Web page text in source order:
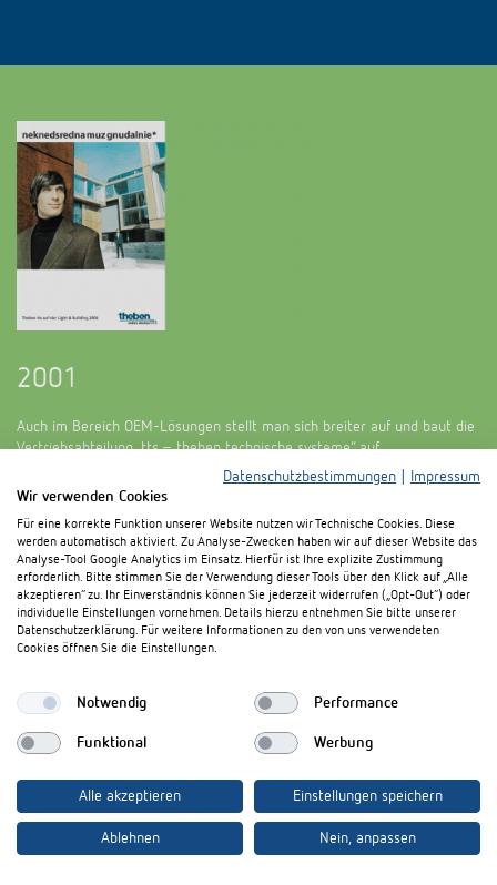
2001
Auch im Bereich OEM-Lösungen stellt man sich breiter auf und baut die
Vertriebsabteilung „tts – theben technische systeme“ auf.
Sapevate che
Datenschutzbestimmungen
Impressum
Wir verwenden Cookies
Für eine korrekte Funktion unserer Website nutzen wir Technische Cookies. Diese
werden automatisch aktiviert. Zu Analyse-Zwecken haben wir auf dieser Website das
Analyse-Tool Google Analytics im Einsatz. Hierfür ist Ihre explizite Zustimmung
erforderlich. Bitte stimmen Sie der Verwendung dieser Tools über den Klick auf „Alle
akzeptieren“ zu. Ihr Einverständnis können Sie jederzeit widerrufen („Opt-Out“) oder
individuelle Einstellungen vornehmen. Details hierzu entnehmen Sie bitte unserer
Datenschutzerklärung. Für weitere Informationen zu den von uns verwendeten
Cookies öffnen Sie die Einstellungen.
Notwendig Performance
Funktional Werbung
Alle akzeptieren Einstellungen speichern
Ablehnen Nein, anpassen